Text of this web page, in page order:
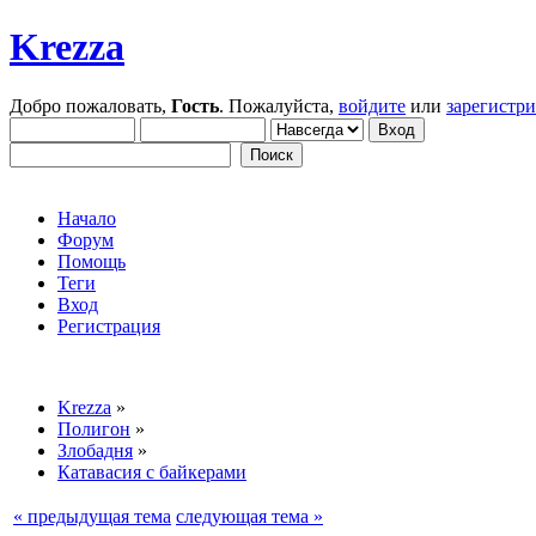
Krezza
Добро пожаловать, Гость. Пожалуйста, войдите или
Начало
Форум
Помощь
Теги
Вход
Регистрация
Krezza »
Полигон »
Злобадня »
Катавасия с байкерами
« предыдущая тема следующая тема »